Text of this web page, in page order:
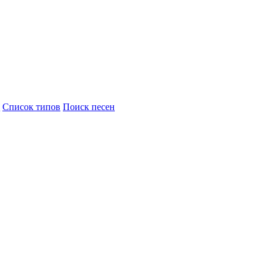
Cписок типов Поиск песен